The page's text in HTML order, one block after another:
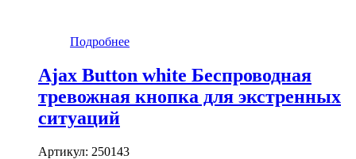
Подробнее
Ajax Button white Беспроводная
тревожная кнопка для экстренных
ситуаций
Артикул: 250143